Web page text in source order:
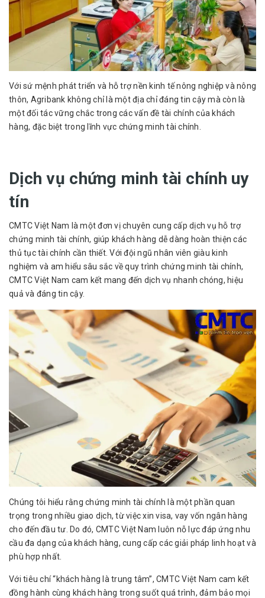
Với sứ mệnh phát triển và hỗ trợ nền kinh tế nông nghiệp và nông
thôn, Agribank không chỉ là một địa chỉ đáng tin cậy mà còn là
một đối tác vững chắc trong các vấn đề tài chính của khách
hàng, đặc biệt trong lĩnh vực chứng minh tài chính.
Dịch vụ chứng minh tài chính uy
tín
CMTC Việt Nam là một đơn vị chuyên cung cấp dịch vụ hỗ trợ
chứng minh tài chính, giúp khách hàng dễ dàng hoàn thiện các
thủ tục tài chính cần thiết. Với đội ngũ nhân viên giàu kinh
nghiệm và am hiểu sâu sắc về quy trình chứng minh tài chính,
CMTC Việt Nam cam kết mang đến dịch vụ nhanh chóng, hiệu
quả và đáng tin cậy.
Chúng tôi hiểu rằng chứng minh tài chính là một phần quan
trọng trong nhiều giao dịch, từ việc xin visa, vay vốn ngân hàng
cho đến đầu tư. Do đó, CMTC Việt Nam luôn nỗ lực đáp ứng nhu
cầu đa dạng của khách hàng, cung cấp các giải pháp linh hoạt và
phù hợp nhất.
Với tiêu chí “khách hàng là trung tâm”, CMTC Việt Nam cam kết
đồng hành cùng khách hàng trong suốt quá trình, đảm bảo mọi